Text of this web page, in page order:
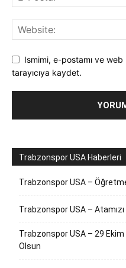
Ismimi, e-postamı ve
tarayıcıya kaydet.
Trabzonspor USA Haberleri
Trabzonspor USA –
Trabzonspor USA –
Trabzonspor USA – 29
Olsun